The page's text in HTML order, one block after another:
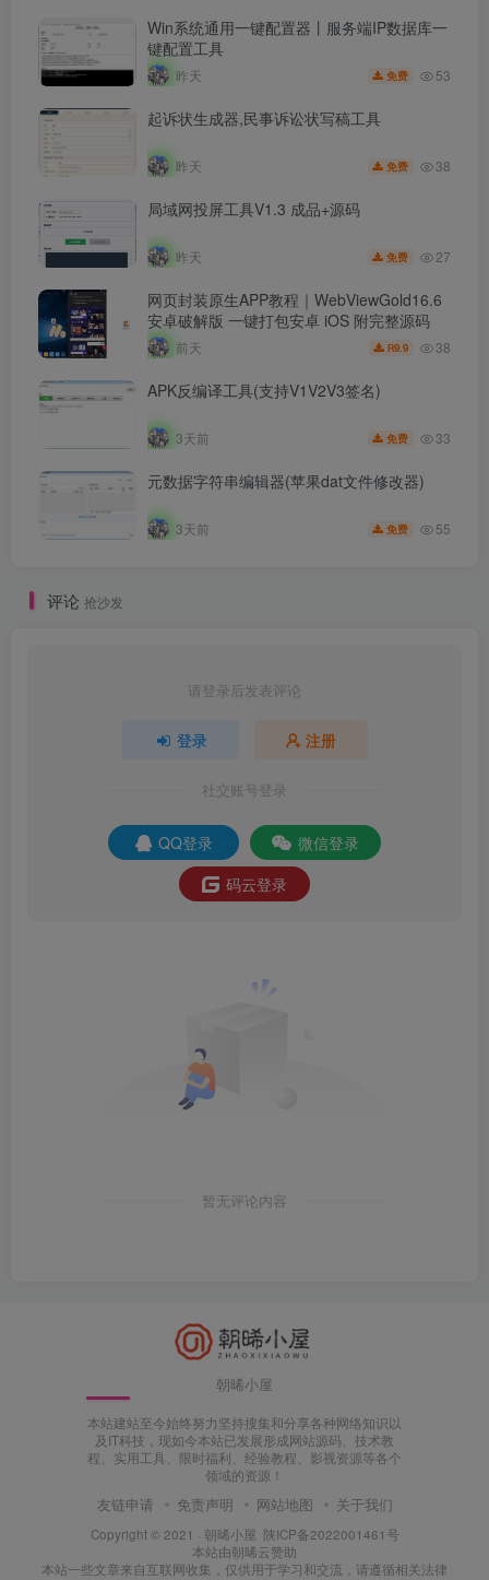
Win系统通用一键配置器丨服务端IP数据库一
键配置工具
昨天 免费 53
起诉状生成器,民事诉讼状写稿工具
昨天 免费 38
局域网投屏工具V1.3 成品+源码
昨天 免费 27
网页封装原生APP教程｜WebViewGold16.6
安卓破解版 一键打包安卓 iOS 附完整源码
前天 R9.9 38
APK反编译工具(支持V1V2V3签名)
3天前 免费 33
元数据字符串编辑器(苹果dat文件修改器)
3天前 免费 55
评论 抢沙发
请登录后发表评论
登录 注册
社交账号登录
QQ登录
微信登录
码云登录
暂无评论内容
朝晞小屋
本站建站至今始终努力坚持搜集和分享各种网络知识以
及IT科技，现如今本站已发展形成网站源码、技术教
程、实用工具、限时福利、经验教程、影视资源等各个
领域的资源！
友链申请 免责声明 网站地图 关于我们
Copyright © 2021 · 朝晞小屋 陕ICP备2022001461号
本站由朝晞云赞助
本站一些文章来自互联网收集，仅供用于学习和交流，请遵循相关法律